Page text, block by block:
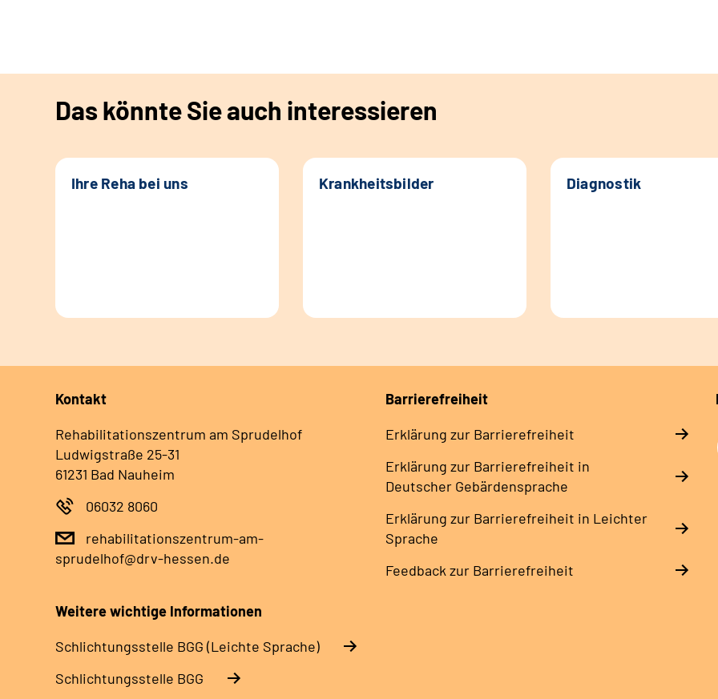
Das könnte Sie auch interessieren
Ihre Reha bei uns Krankheitsbilder Diagnostik
Kontakt
Rehabilitationszentrum am Sprudelhof
Ludwigstraße 25-31
61231 Bad Nauheim
06032 8060
rehabilitationszentrum-am-
sprudelhof@drv-hessen.de
Barrierefreiheit
Erklärung zur Barrierefreiheit
Erklärung zur Barrierefreiheit in
Deutscher Gebärdensprache
Erklärung zur Barrierefreiheit in Leichter
Sprache
Feedback zur Barrierefreiheit
Weitere wichtige Informationen
Schlich­tungs­stel­le BGG (Leichte Sprache)
Schlich­tungs­stel­le BGG